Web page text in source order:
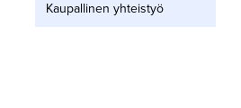
Kaupallinen yhteistyö